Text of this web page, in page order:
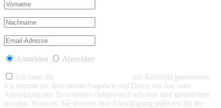
Anmelden Abmelden
Ich habe die
zur Kenntnis genommen.
Ich stimme zu, dass meine Angaben und Daten zur An- oder
Abmeldung des Newsletters elektronisch erhoben und gespeichert
werden. Hinweis: Sie können Ihre Einwilligung jederzeit für die